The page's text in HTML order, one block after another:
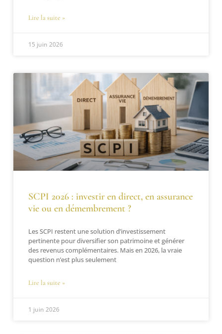
Lire la suite »
15 juin 2026
SCPI 2026 : investir en direct, en assurance
vie ou en démembrement ?
Les SCPI restent une solution d’investissement
pertinente pour diversifier son patrimoine et générer
des revenus complémentaires. Mais en 2026, la vraie
question n’est plus seulement
Lire la suite »
1 juin 2026